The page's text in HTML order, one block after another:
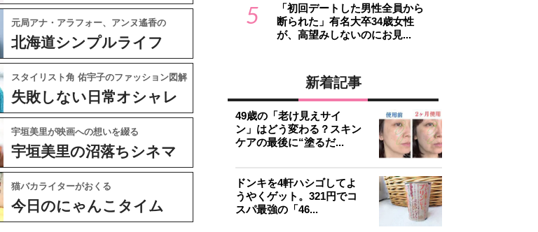
元局アナ・アラフォー、アンヌ遙香の
北海道シンプルライフ
スタイリスト角 佑宇子のファッション図解
失敗しない日常オシャレ
宇垣美里が映画への想いを綴る
宇垣美里の沼落ちシネマ
猫バカライターがおくる
今日のにゃんこタイム
5
「初回デートした男性全員から
断られた」有名大卒34歳女性
が、高望みしないのにお見...
新着記事
49歳の「老け見えサイ
ン」はどう変わる？スキン
ケアの最後に“塗るだ...
ドンキを4軒ハシゴしてよ
うやくゲット。321円でコ
スパ最強の「46...